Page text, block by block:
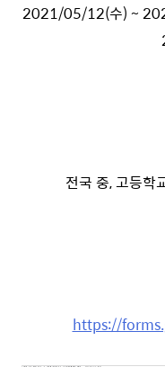
2021/05/12(수) ~
전국 중, 고등학
https://